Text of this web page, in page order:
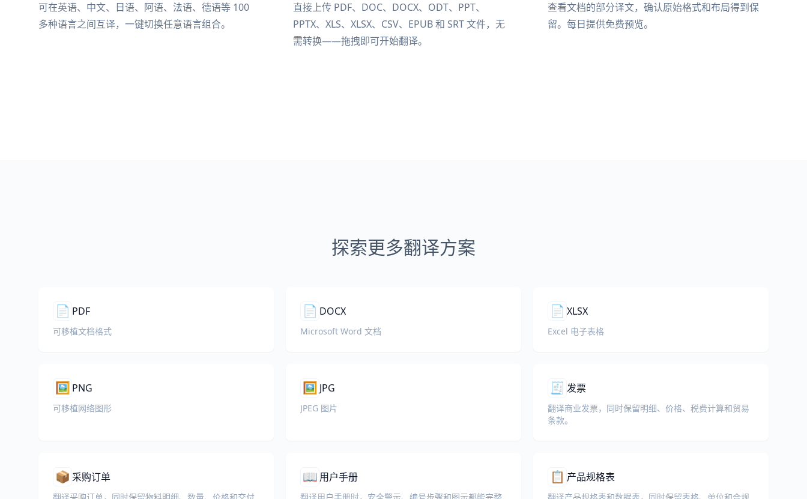
可在英语、中文、日语、阿语、法语、德语等 100
多种语言之间互译，一键切换任意语言组合。
直接上传 PDF、DOC、DOCX、ODT、PPT、
PPTX、XLS、XLSX、CSV、EPUB 和 SRT 文件，无
需转换——拖拽即可开始翻译。
查看文档的部分译文，确认原始格式和布局得到保
留。每日提供免费预览。
探索更多翻译方案
📄 PDF
可移植文档格式
📄 DOCX
Microsoft Word 文档
📄 XLSX
Excel 电子表格
🖼️ PNG
可移植网络图形
🖼️ JPG
JPEG 图片
🧾 发票
翻译商业发票，同时保留明细、价格、税费计算和贸易
条款。
📦 采购订单 📖 用户手册 📋 产品规格表